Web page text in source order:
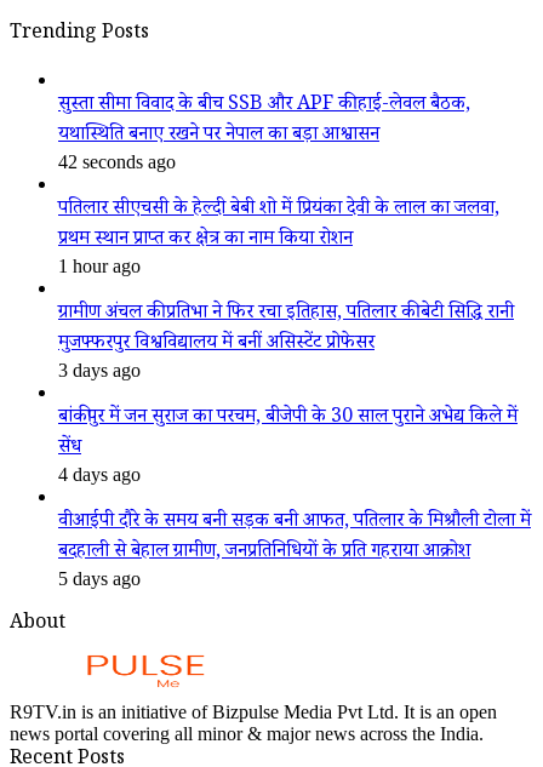
Trending Posts
सुस्ता सीमा विवाद के बीच SSB और APF की हाई-लेवल बैठक,
यथास्थिति बनाए रखने पर नेपाल का बड़ा आश्वासन
42 seconds ago
पतिलार सीएचसी के हेल्दी बेबी शो में प्रियंका देवी के लाल का जलवा,
प्रथम स्थान प्राप्त कर क्षेत्र का नाम किया रोशन
1 hour ago
ग्रामीण अंचल की प्रतिभा ने फिर रचा इतिहास, पतिलार की बेटी सिद्धि रानी
मुजफ्फरपुर विश्वविद्यालय में बनीं असिस्टेंट प्रोफेसर
3 days ago
बांकीपुर में जन सुराज का परचम, बीजेपी के 30 साल पुराने अभेद्य किले में
सेंध
4 days ago
वीआईपी दौरे के समय बनी सड़क बनी आफत, पतिलार के मिश्रौली टोला में
बदहाली से बेहाल ग्रामीण, जनप्रतिनिधियों के प्रति गहराया आक्रोश
5 days ago
About
R9TV.in is an initiative of Bizpulse Media Pvt Ltd. It is an open
news portal covering all minor & major news across the India.
Recent Posts